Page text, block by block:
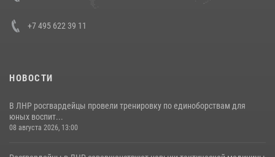
+7 495 622 39 11
НОВОСТИ
В ЛНР росгвардейцы провели тренировку по единоборствам для
юных воспит...
08 августа 2026, 13:00